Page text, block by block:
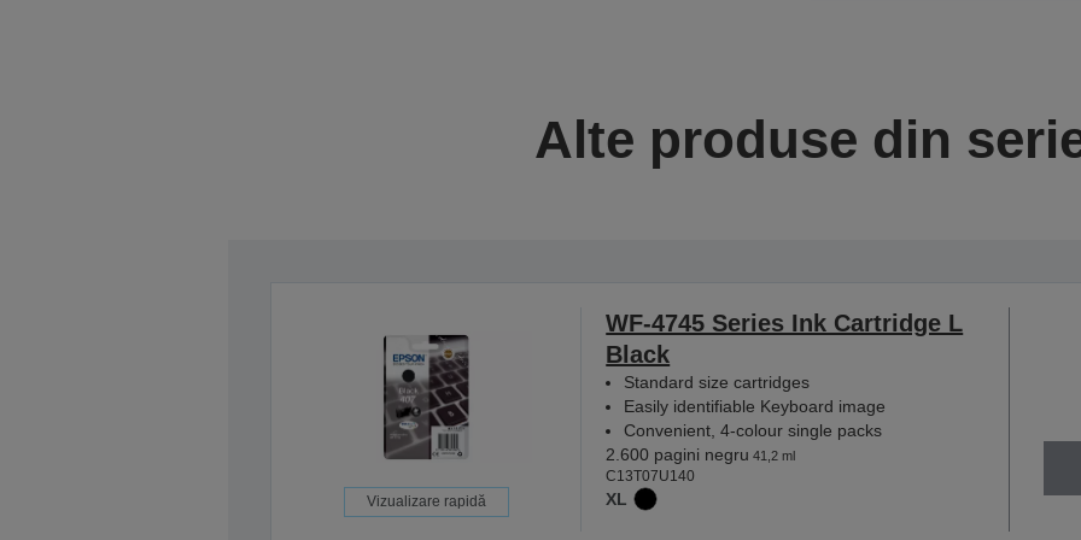
Alte produse din
Vizualizare rapidă
WF-4745 Series Ink Cartridge L
Black
Standard size cartridges
Easily identifiable Keyboard image
Convenient, 4-colour single packs
2.600 pagini negru 41,2 ml
C13T07U140
XL